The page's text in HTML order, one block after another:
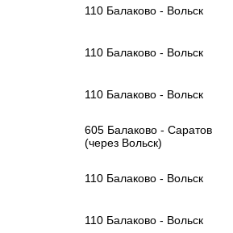
110 Балаково - Вольск
110 Балаково - Вольск
110 Балаково - Вольск
605 Балаково - Саратов
(через Вольск)
110 Балаково - Вольск
110 Балаково - Вольск